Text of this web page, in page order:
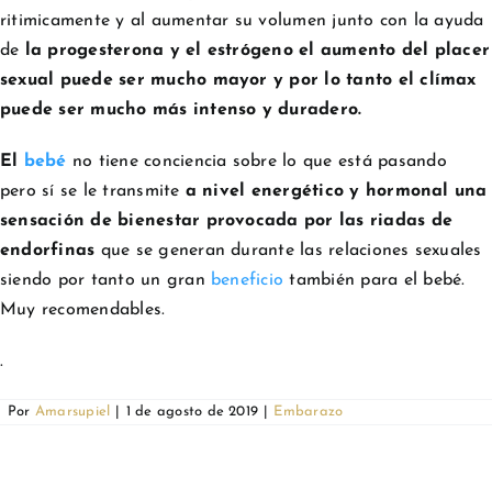
ritimicamente y al aumentar su volumen junto con la ayuda
de
la progesterona y el estrógeno el
aumento del placer
sexual puede ser mucho mayor y por lo tanto el clímax
puede ser mucho más intenso y duradero.
El bebé no tiene conciencia sobre lo que está pasando
pero sí se le transmite a nivel energético y hormonal una
sensación de bienestar provocada por las riadas de
endorfinas que se generan durante las relaciones sexuales
siendo por tanto un gran beneficio también para el bebé.
Muy recomendables.
.
Por Amarsupiel 1 de agosto de 2019 Embarazo